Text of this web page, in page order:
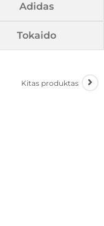
Adidas
Tokaido
Kitas produktas